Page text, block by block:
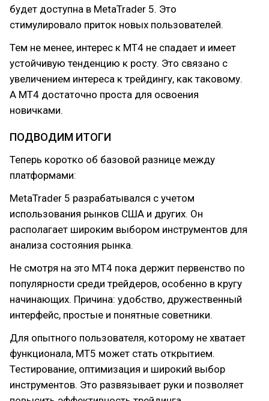
будет доступна в MetaTrader 5. Это
стимулировало приток новых пользователей.
Тем не менее, интерес к МТ4 не спадает и имеет
устойчивую тенденцию к росту. Это связано с
увеличением интереса к трейдингу, как таковому.
А МТ4 достаточно проста для освоения
новичками.
ПОДВОДИМ ИТОГИ
Теперь коротко об базовой разнице между
платформами:
MetaTrader 5 разрабатывался с учетом
использования рынков США и других. Он
располагает широким выбором инструментов для
анализа состояния рынка.
Не смотря на это МТ4 пока держит первенство по
популярности среди трейдеров, особенно в кругу
начинающих. Причина: удобство, дружественный
интерфейс, простые и понятные советники.
Для опытного пользователя, которому не хватает
функционала, МТ5 может стать открытием.
Тестирование, оптимизация и широкий выбор
инструментов. Это развязывает руки и позволяет